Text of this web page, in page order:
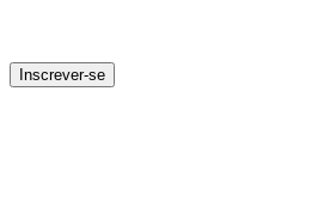
Inscrever-se